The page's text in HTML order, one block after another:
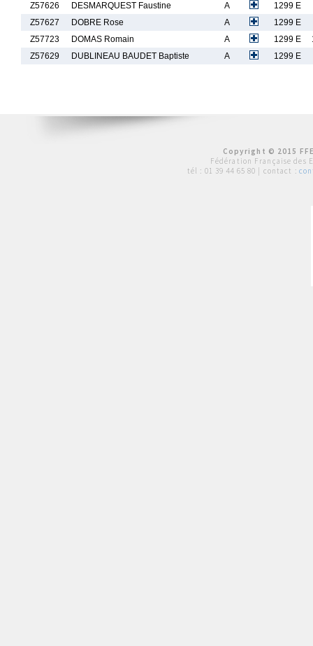
Z57626
DESMARQUEST Faustine A
1299 E
Z57627
DOBRE Rose A
1299 E
Z57723
DOMAS Romain A 1299 E
Z57629
DUBLINEAU BAUDET Baptiste A 1299 E
Copyright © 2015
Fédération Française des
tél : 01 39 44 65 80 | contact :